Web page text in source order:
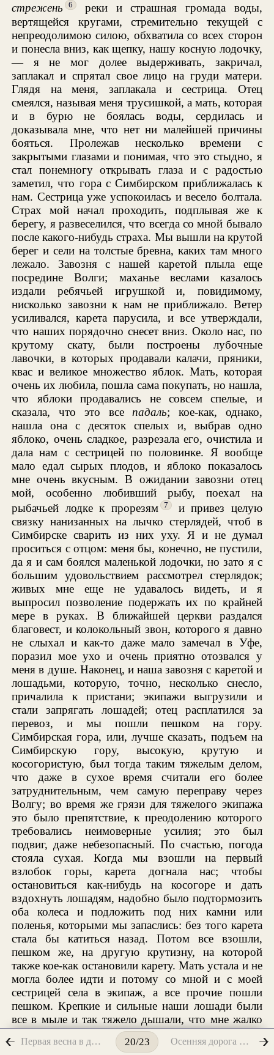
стрежень
6
реки и страшная громада воды,
вертящейся кругами, стремительно текущей с
непреодолимою силою, обхватила со всех сторон
и понесла вниз, как щепку, нашу косную лодочку,
— я не мог долее выдерживать, закричал,
заплакал и спрятал свое лицо на груди матери.
Глядя на меня, заплакала и сестрица. Отец
смеялся, называя меня трусишкой, а мать, которая
и в бурю не боялась воды, сердилась и
доказывала мне, что нет ни малейшей причины
бояться. Пролежав несколько времени с
закрытыми глазами и понимая, что это стыдно, я
стал понемногу открывать глаза и с радостью
заметил, что гора с Симбирском приближалась к
нам. Сестрица уже успокоилась и весело болтала.
Страх мой начал проходить, подплывая же к
берегу, я развеселился, что всегда со мной бывало
после какого-нибудь страха. Мы вышли на крутой
берег и сели на толстые бревна, каких там много
лежало. Завозня с нашей каретой плыла еще
посредине Волги; маханье веслами казалось
издали ребячьей игрушкой и, повидимому,
нисколько завозни к нам не приближало. Ветер
усиливался, карета парусила, и все утверждали,
что наших порядочно снесет вниз. Около нас, по
крутому скату, были построены лубочные
лавочки, в которых продавали калачи, пряники,
квас и великое множество яблок. Мать, которая
очень их любила, пошла сама покупать, но нашла,
что яблоки продавались не совсем спелые, и
сказала, что это все падаль; кое-как, однако,
нашла она с десяток спелых и, выбрав одно
яблоко, очень сладкое, разрезала его, очистила и
дала нам с сестрицей по половинке. Я вообще
мало едал сырых плодов, и яблоко показалось
мне очень вкусным. В ожидании завозни отец
мой, особенно любивший рыбу, поехал на
рыбачьей лодке к прорезям
7
и привез целую
связку нанизанных на лычко стерлядей, чтоб в
Симбирске сварить из них уху. Я и не думал
проситься с отцом: меня бы, конечно, не пустили,
да я и сам боялся маленькой лодочки, но зато я с
большим удовольствием рассмотрел стерлядок;
живых мне еще не удавалось видеть, и я
выпросил позволение подержать их по крайней
мере в руках. В ближайшей церкви раздался
благовест, и колокольный звон, которого я давно
не слыхал и как-то даже мало замечал в Уфе,
поразил мое ухо и очень приятно отозвался у
меня в душе. Наконец, и наша завозня с каретой и
лошадьми, которую, точно, несколько снесло,
причалила к пристани; экипажи выгрузили и
стали запрягать лошадей; отец расплатился за
перевоз, и мы пошли пешком на гору.
Симбирская гора, или, лучше сказать, подъем на
Симбирскую гору, высокую, крутую и
косогористую, был тогда таким тяжелым делом,
что даже в сухое время считали его более
затруднительным, чем самую переправу через
Волгу; во время же грязи для тяжелого экипажа
это было препятствие, к преодолению которого
требовались неимоверные усилия; это был
подвиг, даже небезопасный. По счастью, погода
стояла сухая. Когда мы взошли на первый
взлобок горы, карета догнала нас; чтобы
остановиться как-нибудь на косогоре и дать
вздохнуть лошадям, надобно было подтормозить
оба колеса и подложить под них камни или
поленья, которыми мы запаслись: без того карета
стала бы катиться назад. Потом все взошли,
пешком же, на другую крутизну, на которой
также кое-как остановили карету. Мать устала и не
могла более идти и потому со мной и с моей
сестрицей села в экипаж, а все прочие пошли
пешком. Крепкие и сильные наши лошади были
все в мыле и так тяжело дышали, что мне жалко
было на них смотреть. Таким образом,
останавливаясь несколько раз на каждом удобном
Первая весна в деревне 20/23 Осенняя дорога в Багрово